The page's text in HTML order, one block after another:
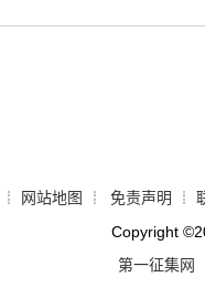
┊ 网站地图 ┊ 免责声明 ┊
Copyright ©
第一征集网